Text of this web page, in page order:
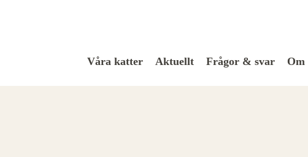
Våra katter Aktuellt Frågor & svar Om